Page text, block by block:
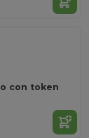
con token